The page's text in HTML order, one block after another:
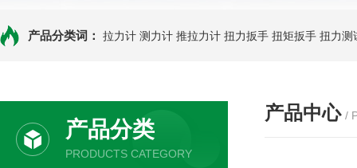
产品分类词： 拉力计 测力计 推拉力计 扭力扳手 扭矩扳手 扭力测
产品分类
PRODUCTS CATEGORY
产品中心 /